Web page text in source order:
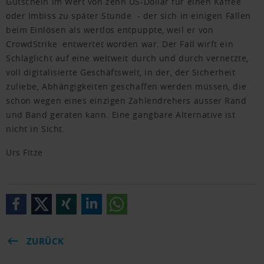
oder Imbiss zu später Stunde - der sich in einigen Fällen
beim Einlösen als wertlos entpuppte, weil er von
CrowdStrike entwertet worden war. Der Fall wirft ein
Schlaglicht auf eine weltweit durch und durch vernetzte,
voll digitalisierte Geschäftswelt, in der, der Sicherheit
zuliebe, Abhängigkeiten geschaffen werden müssen, die
schon wegen eines einzigen Zahlendrehers ausser Rand
und Band geraten kann. Eine gangbare Alternative ist
nicht in Sicht.
Urs Fitze
ZURÜCK